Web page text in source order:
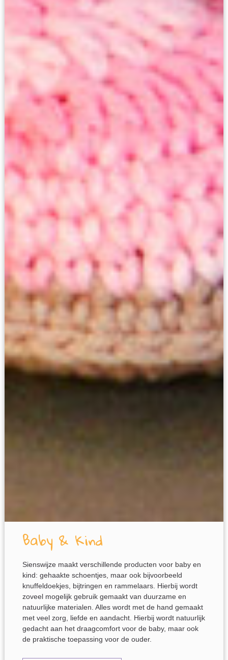
Baby & Kind
Sienswijze maakt verschillende producten voor baby en
kind: gehaakte schoentjes, maar ook bijvoorbeeld
knuffeldoekjes, bijtringen en rammelaars. Hierbij wordt
zoveel mogelijk gebruik gemaakt van duurzame en
natuurlijke materialen. Alles wordt met de hand gemaakt
met veel zorg, liefde en aandacht. Hierbij wordt natuurlijk
gedacht aan het draagcomfort voor de baby, maar ook
de praktische toepassing voor de ouder.